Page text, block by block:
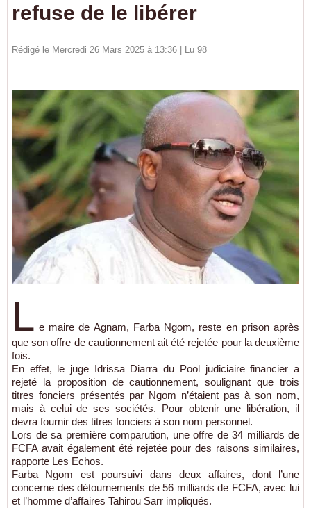
refuse de le libérer
Rédigé le Mercredi 26 Mars 2025 à 13:36 | Lu 98
L e maire de Agnam, Farba Ngom, reste en prison après
que son offre de cautionnement ait été rejetée pour la deuxième
fois.
En effet, le juge Idrissa Diarra du Pool judiciaire financier a
rejeté la proposition de cautionnement, soulignant que trois
titres fonciers présentés par Ngom n’étaient pas à son nom,
mais à celui de ses sociétés. Pour obtenir une libération, il
devra fournir des titres fonciers à son nom personnel.
Lors de sa première comparution, une offre de 34 milliards de
FCFA avait également été rejetée pour des raisons similaires,
rapporte Les Echos.
Farba Ngom est poursuivi dans deux affaires, dont l’une
concerne des détournements de 56 milliards de FCFA, avec lui
et l’homme d’affaires Tahirou Sarr impliqués.